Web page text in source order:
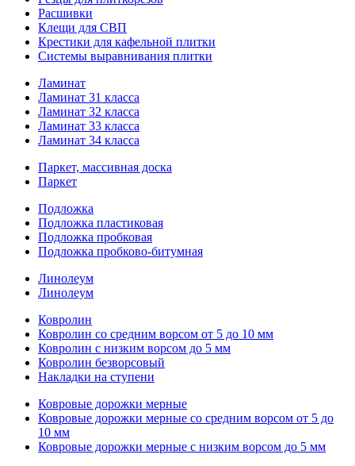
Расшивки
Клещи для СВП
Крестики для кафельной плитки
Системы выравнивания плитки
Ламинат
Ламинат 31 класса
Ламинат 32 класса
Ламинат 33 класса
Ламинат 34 класса
Паркет, массивная доска
Паркет
Подложка
Подложка пластиковая
Подложка пробковая
Подложка пробково-битумная
Линолеум
Линолеум
Ковролин
Ковролин со средним ворсом от 5 до 10 мм
Ковролин с низким ворсом до 5 мм
Ковролин безворсовый
Накладки на ступени
Ковровые дорожки мерные
Ковровые дорожки мерные со средним ворсом от 5 до
10 мм
Ковровые дорожки мерные с низким ворсом до 5 мм